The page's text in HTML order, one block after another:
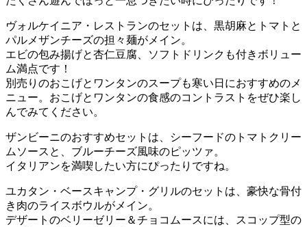
ヴォルケイニア・レストランのセットは、黒胡麻とトマトと
パルメザンチーズの担々麺がメイン。
エビの包み揚げと杏仁豆腐、ソフトドリンクも付きボリュー
ム満点です！
別売りのおこげとワンタンのスープも寒い日におすすめのメ
ニュー。おこげとワンタンの食感のコントラストをぜひ楽し
んでみてください。
ザンビーニのおすすめセットは、シーフードのトマトクリー
ムソースと、ブルーチーズ風味のピッツァ。
イタリアンを満喫したい方にぴったりですね。
ユカタン・ベースキャンプ・グリルのセットは、豪快な骨付
き肉のライスボウルがメイン。
デザートのベリーゼリー＆チョコムースには、スコップ型の